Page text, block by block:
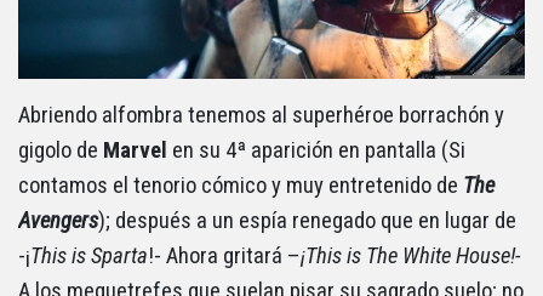
Abriendo alfombra tenemos al superhéroe borrachón y
gigolo de Marvel en su 4ª aparición en pantalla (Si
contamos el tenorio cómico y muy entretenido de The
Avengers); después a un espía renegado que en lugar de
-¡This is Sparta!- Ahora gritará –¡This is The White House!-